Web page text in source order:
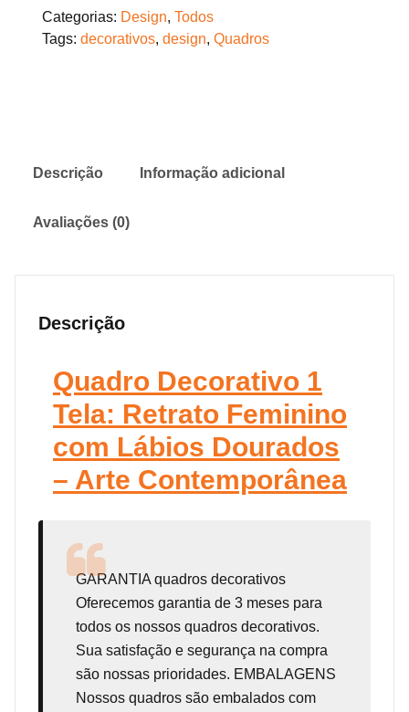
Categorias: Design, Todos
Tags: decorativos, design, Quadros
Descrição Informação adicional
Avaliações (0)
Descrição
Quadro Decorativo 1
Tela: Retrato Feminino
com Lábios Dourados
– Arte Contemporânea
GARANTIA quadros decorativos
Oferecemos garantia de 3 meses para
todos os nossos quadros decorativos.
Sua satisfação e segurança na compra
são nossas prioridades. EMBALAGENS
Nossos quadros são embalados com